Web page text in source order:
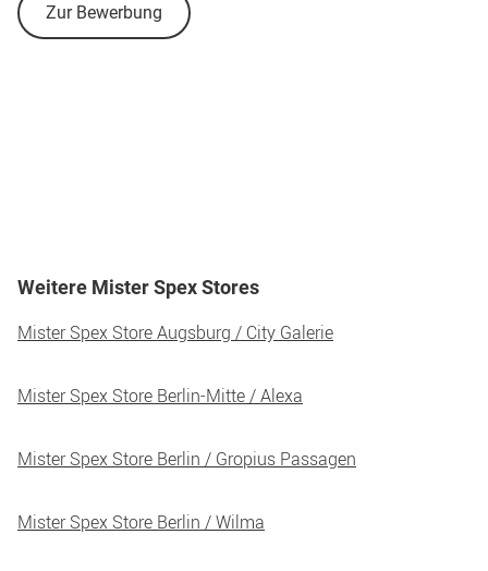
Zur Bewerbung
Weitere Mister Spex Stores
Mister Spex Store Augsburg / City Galerie
Mister Spex Store Berlin-Mitte / Alexa
Mister Spex Store Berlin / Gropius Passagen
Mister Spex Store Berlin / Wilma